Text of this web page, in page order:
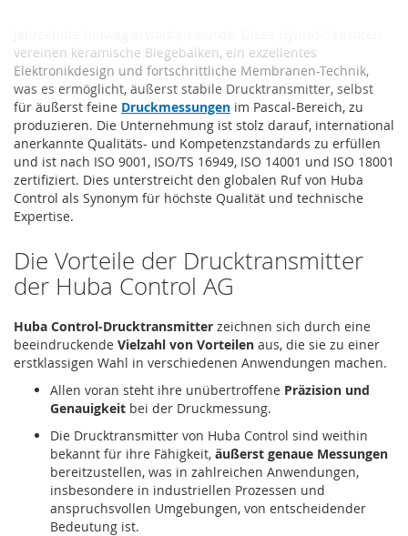
vereinen keramische Biegebalken, ein exzellentes
Elektronikdesign und fortschrittliche Membranen-Technik,
was es ermöglicht, äußerst stabile Drucktransmitter, selbst
für äußerst feine Druckmessungen im Pascal-Bereich, zu
produzieren. Die Unternehmung ist stolz darauf, international
anerkannte Qualitäts- und Kompetenzstandards zu erfüllen
und ist nach ISO 9001, ISO/TS 16949, ISO 14001 und ISO 18001
zertifiziert. Dies unterstreicht den globalen Ruf von Huba
Control als Synonym für höchste Qualität und technische
Expertise.
Die Vorteile der Drucktransmitter
der Huba Control AG
Huba Control-Drucktransmitter zeichnen sich durch eine
beeindruckende Vielzahl von Vorteilen aus, die sie zu einer
erstklassigen Wahl in verschiedenen Anwendungen machen.
Allen voran steht ihre unübertroffene Präzision und
Genauigkeit bei der Druckmessung.
Die Drucktransmitter von Huba Control sind weithin
bekannt für ihre Fähigkeit, äußerst genaue Messungen
bereitzustellen, was in zahlreichen Anwendungen,
insbesondere in industriellen Prozessen und
anspruchsvollen Umgebungen, von entscheidender
Bedeutung ist.